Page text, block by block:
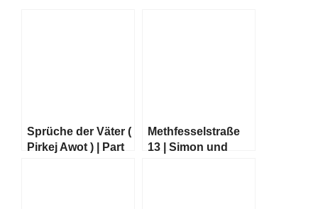
Sprüche der Väter (
Pirkej Awot ) | Part
Methfesselstraße
13 | Simon und